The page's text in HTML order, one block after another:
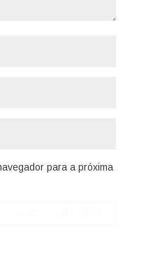
para a próxima